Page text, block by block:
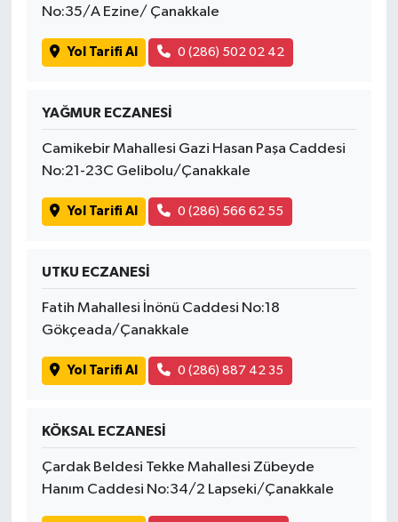
No:35/A Ezine/ Çanakkale
Yol Tarifi Al 0 (286) 502 02 42
YAĞMUR ECZANESİ
Camikebir Mahallesi Gazi Hasan Paşa Caddesi
No:21-23C Gelibolu/Çanakkale
Yol Tarifi Al 0 (286) 566 62 55
UTKU ECZANESİ
Fatih Mahallesi İnönü Caddesi No:18
Gökçeada/Çanakkale
Yol Tarifi Al 0 (286) 887 42 35
KÖKSAL ECZANESİ
Çardak Beldesi Tekke Mahallesi Zübeyde
Hanım Caddesi No:34/2 Lapseki/Çanakkale